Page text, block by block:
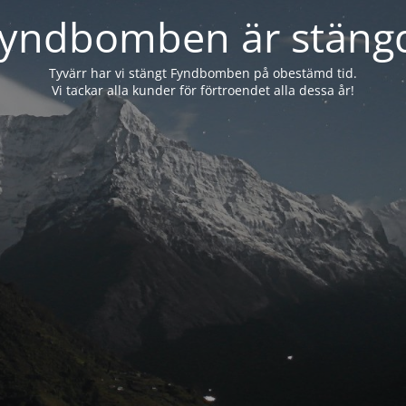
är
Tyvärr har vi stängt Fyndbomben på obestämd tid.
Vi tackar alla kunder för förtroendet alla dessa år!